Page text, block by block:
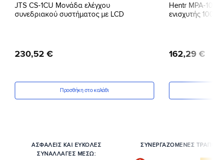
JTS CS-1CU Μονάδα ελέγχου
συνεδριακού συστήματος με LCD
230,52 €
Προσθήκη στο καλάθι
Hentr MPA-
ενισχυτής 100W
162,29 €
ΑΣΦΑΛΕΙΣ ΚΑΙ ΕΥΚΟΛΕΣ
ΣΥΝΑΛΛΑΓΕΣ ΜΕΣΩ:
ΣΥΝΕΡΓΑΖΟΜΕΝΕΣ